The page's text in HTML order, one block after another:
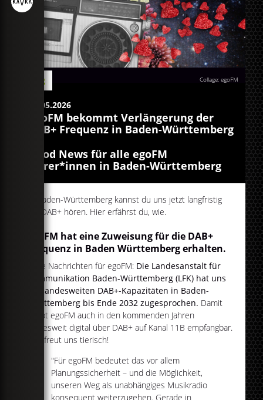
Collage: egoFM
Blog
26.05.2026
egoFM bekommt Verlängerung der
DAB+ Frequenz in Baden-Württemberg
Good News für alle egoFM
Hörer*innen in Baden-Württemberg
In Baden-Württemberg kannst du uns jetzt langfristig
auf DAB+ hören. Hier erfährst du, wie.
egoFM hat eine Zuweisung für die DAB+
Frequenz in Baden Württemberg erhalten.
Gute Nachrichten für egoFM: Die Landesanstalt für
Kommunikation Baden-Württemberg (LFK) hat uns
die landesweiten DAB+-Kapazitäten in Baden-
Württemberg bis Ende 2032 zugesprochen. Damit
bleibt egoFM auch in den kommenden Jahren
landesweit digital über DAB+ auf Kanal 11B empfangbar.
Das freut uns tierisch!
"Für egoFM bedeutet das vor allem
Planungssicherheit – und die Möglichkeit,
unseren Weg als unabhängiges Musikradio
konsequent weiterzugehen. Gerade in